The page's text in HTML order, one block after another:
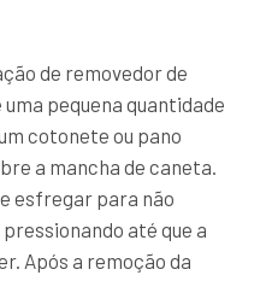
de removedor de
pequena quantidade
cotonete ou pano
a mancha de caneta.
esfregar para não
até que a
Após a remoção da